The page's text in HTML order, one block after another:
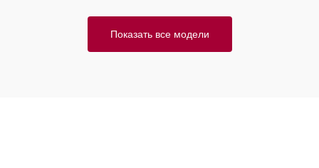
Показать все модели